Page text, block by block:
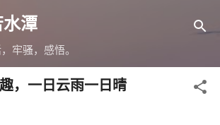
跳至主要内容
水潭
牢骚，感悟。
，一日云雨一日晴